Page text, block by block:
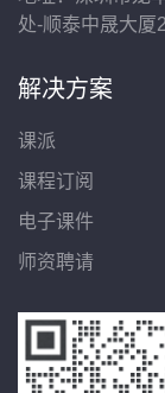
处-顺泰中晟大厦
解决方案
课派
课程订阅
电子课件
师资聘请